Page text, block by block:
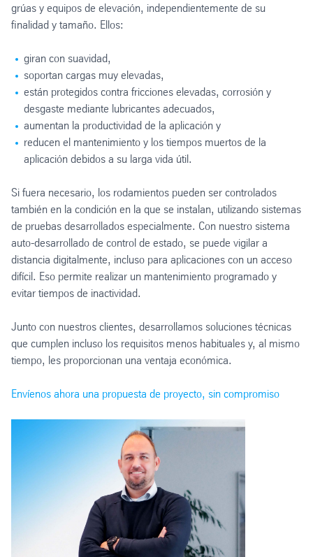
grúas y equipos de elevación, independientemente de su
finalidad y tamaño. Ellos:
giran con suavidad,
soportan cargas muy elevadas,
están protegidos contra fricciones elevadas, corrosión y
desgaste mediante lubricantes adecuados,
aumentan la productividad de la aplicación y
reducen el mantenimiento y los tiempos muertos de la
aplicación debidos a su larga vida útil.
Si fuera necesario, los rodamientos pueden ser controlados
también en la condición en la que se instalan, utilizando sistemas
de pruebas desarrollados especialmente. Con nuestro sistema
auto-desarrollado de control de estado, se puede vigilar a
distancia digitalmente, incluso para aplicaciones con un acceso
difícil. Eso permite realizar un mantenimiento programado y
evitar tiempos de inactividad.
Junto con nuestros clientes, desarrollamos soluciones técnicas
que cumplen incluso los requisitos menos habituales y, al mismo
tiempo, les proporcionan una ventaja económica.
Envíenos ahora una propuesta de proyecto, sin compromiso